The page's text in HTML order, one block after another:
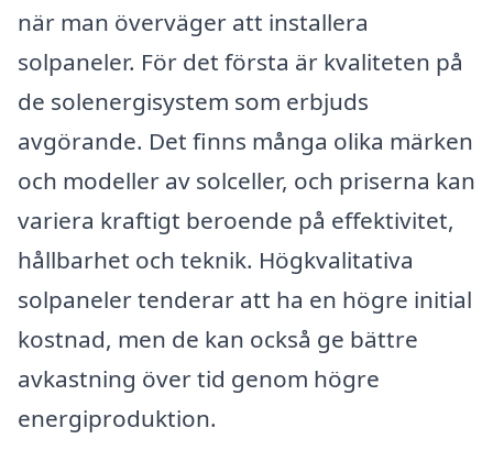
när man överväger att installera
solpaneler. För det första är kvaliteten på
de solenergisystem som erbjuds
avgörande. Det finns många olika märken
och modeller av solceller, och priserna kan
variera kraftigt beroende på effektivitet,
hållbarhet och teknik. Högkvalitativa
solpaneler tenderar att ha en högre initial
kostnad, men de kan också ge bättre
avkastning över tid genom högre
energiproduktion.